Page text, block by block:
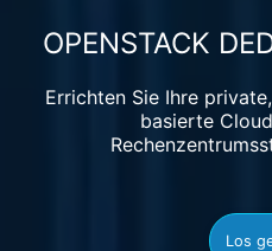
OPENSTACK
Errichten Sie Ihre
basierte
Los